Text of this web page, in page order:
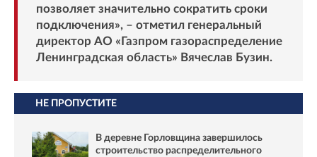
позволяет значительно сократить сроки
подключения», – отметил генеральный
директор АО «Газпром газораспределение
Ленинградская область» Вячеслав Бузин.
НЕ ПРОПУСТИТЕ
В деревне Горловщина завершилось
строительство распределительного